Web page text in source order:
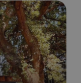
G_ENABLED_IDPS